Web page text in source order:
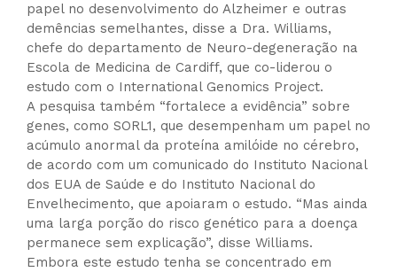
papel no desenvolvimento do Alzheimer e outras
demências semelhantes, disse a Dra. Williams,
chefe do departamento de Neuro-degeneração na
Escola de Medicina de Cardiff, que co-liderou o
estudo com o International Genomics Project.
A pesquisa também “fortalece a evidência” sobre
genes, como SORL1, que desempenham um papel no
acúmulo anormal da proteína amilóide no cérebro,
de acordo com um comunicado do Instituto Nacional
dos EUA de Saúde e do Instituto Nacional do
Envelhecimento, que apoiaram o estudo. “Mas ainda
uma larga porção do risco genético para a doença
permanece sem explicação”, disse Williams.
Embora este estudo tenha se concentrado em